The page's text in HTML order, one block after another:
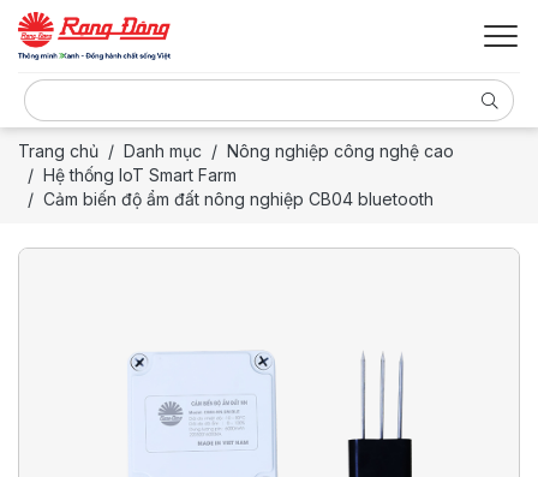
Trang chủ Danh mục
Nông nghiệp công nghệ cao
Hệ thống IoT Smart Farm
Cảm biến độ ẩm đất nông nghiệp CB04 bluetooth